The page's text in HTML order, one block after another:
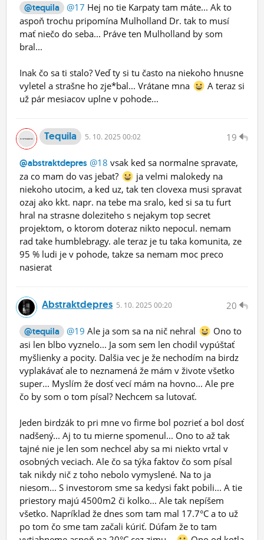
@tequila @17 Hej no tie Karpaty tam máte... Ak to
aspoň trochu pripomína Mulholland Dr. tak to musí
mať niečo do seba... Práve ten Mulholland by som
bral...
Inak čo sa ti stalo? Veď ty si tu často na niekoho hnusne
vyletel a strašne ho zje*bal... Vrátane mna
A teraz si
už pár mesiacov uplne v pohode...
19
Tequila 5. 10. 2025 00:02
@abstraktdepres @18 vsak ked sa normalne spravate,
za co mam do vas jebat?
ja velmi malokedy na
niekoho utocim, a ked uz, tak ten clovexa musi spravat
ozaj ako kkt. napr. na tebe ma sralo, ked si sa tu furt
hral na strasne doleziteho s nejakym top secret
projektom, o ktorom doteraz nikto nepocul. nemam
rad take humblebragy. ale teraz je tu taka komunita, ze
95 % ludi je v pohode, takze sa nemam moc preco
nasierat
20
Abstraktdepres 5. 10. 2025 00:20
@tequila @19 Ale ja som sa na nič nehral
Ono to
asi len blbo vyznelo... Ja som sem len chodil vypúštať
myšlienky a pocity. Dalšia vec je že nechodím na birdz
vyplakávať ale to neznamená že mám v živote všetko
super... Myslím že dosť vecí mám na hovno... Ale pre
čo by som o tom písal? Nechcem sa lutovať.
Jeden birdzák to pri mne vo firme bol pozrieť a bol dosť
nadšený... Aj to tu mierne spomenul... Ono to až tak
tajné nie je len som nechcel aby sa mi niekto vrtal v
osobných veciach. Ale čo sa týka faktov čo som písal
tak nikdy nič z toho nebolo vymyslené. Na to ja
niesom... S investorom sme sa kedysi fakt pobili... A tie
priestory majú 4500m2 či kolko... Ale tak nepíšem
všetko. Napríklad že dnes som tam mal 17.7°C a to už
po tom čo sme tam začali kúriť. Dúfam že to tam